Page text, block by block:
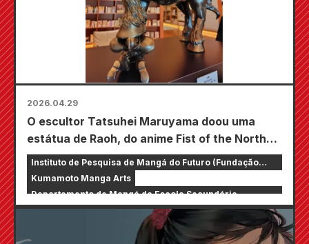
2026.04.29
O escultor Tatsuhei Maruyama doou uma
estátua de Raoh, do anime Fist of the North
Star! Uma palestra especial também será
realizada na Escola Secundária Takamori da
Prefeitura de Kumamoto.
Instituto de Pesquisa de Mangá do Futuro (Fundação
Incorporada Geral)
Kumamoto Manga Arts
Departamento de Mangá da Escola Secundária
Takamori